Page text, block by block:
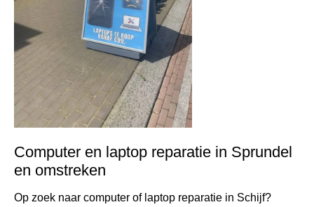
Computer en laptop reparatie in Sprundel
en omstreken
Op zoek naar computer of laptop reparatie in Schijf?